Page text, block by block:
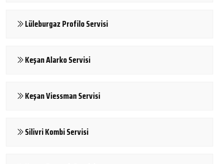
Lüleburgaz Profilo Servisi
Keşan Alarko Servisi
Keşan Viessman Servisi
Silivri Kombi Servisi